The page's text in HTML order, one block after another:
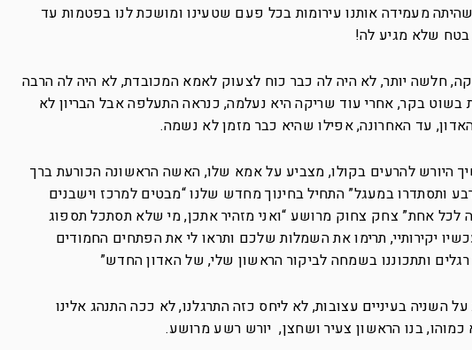
מעמידה אותנו עירומות בכל פעם שטעינו ומושכת לנו בפטמות עד
בטח שלא מגיע לה!
חלשה יותר, לא היה לה כבר כוח לצעוק לאמא המכובדת, לא היה לה הרבה
לגבר חזק קשה לשרוד 20 מלקות בשוט בקר, אחרי עוד שריקה היא נעלמה, כנראה התעלפה אבל הבריון לא
היורש להרעים בקולו, מצביע על אמא שלו, האשה הראשונה הכורעת ברך
ותסתדרו במעגל” התחיל בחינוך מחדש שלנו “מבטים למרכז וישבנים
אחת” צחק צחוק מרושע “ואני מזהיר אתכן, מי שלא תסתכל תספוג
יקירותיי, תרימו את השמלות שלכם ותראו לי את הפתחים החמודים
ותתכוננו בשמחה לביקור הראשון שלי, של האדון החדש”
השניה בעיניים עצובות, לא ליחס כזה התרגלנו, לא ככה התנהג אלינו
כמוהו, בנו הראשון צעיר ושחצן, יורש רשע מרושע.